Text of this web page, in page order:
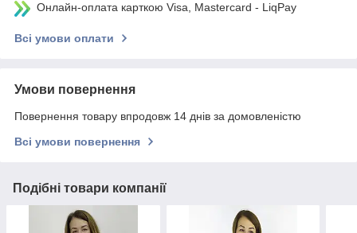
Онлайн-оплата карткою Visa, Mastercard - LiqPay
Всі умови оплати
Умови повернення
Повернення товару впродовж 14 днів за домовленістю
Всі умови повернення
Подібні товари компанії